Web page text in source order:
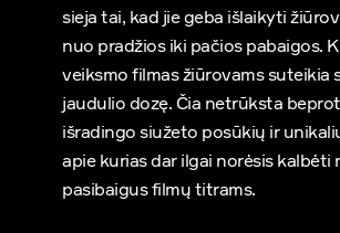
sieja tai, kad jie geba išlaikyti
nuo pradžios iki pačios pabaigos.
veiksmo filmas žiūrovams suteikia
jaudulio dozę. Čia netrūksta
išradingo siužeto posūkių ir
apie kurias dar ilgai norėsis kalbėti
pasibaigus filmų titrams.